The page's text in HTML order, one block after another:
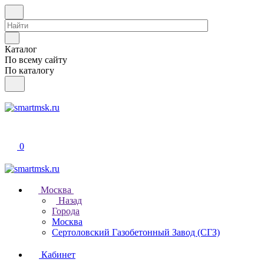
Каталог
По всему сайту
По каталогу
0
Москва
Назад
Города
Москва
Сертоловский Газобетонный Завод (СГЗ)
Кабинет